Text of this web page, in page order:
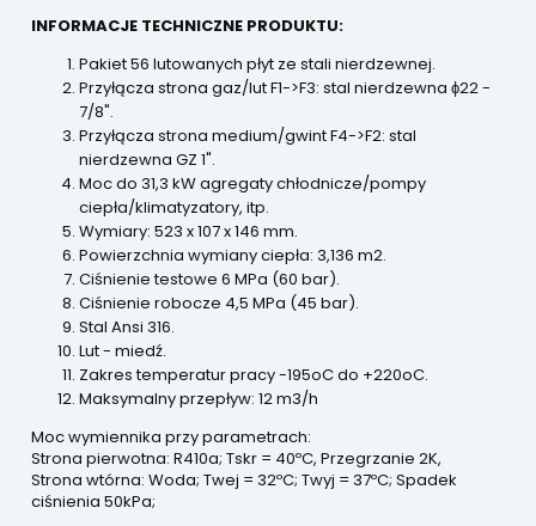
INFORMACJE TECHNICZNE PRODUKTU:
Pakiet 56 lutowanych płyt ze stali nierdzewnej.
Przyłącza strona gaz/lut F1->F3: stal nierdzewna ϕ22 -
7/8".
Przyłącza strona medium/gwint F4->F2: stal
nierdzewna GZ 1".
Moc do 31,3 kW agregaty chłodnicze/pompy
ciepła/klimatyzatory, itp.
Wymiary: 523 x 107 x 146 mm.
Powierzchnia wymiany ciepła: 3,136 m2.
Ciśnienie testowe 6 MPa (60 bar).
Ciśnienie robocze 4,5 MPa (45 bar).
Stal Ansi 316.
Lut - miedź.
Zakres temperatur pracy -195oC do +220oC.
Maksymalny przepływ: 12 m3/h
Moc wymiennika przy parametrach:
Strona pierwotna: R410a; Tskr = 40ºC, Przegrzanie 2K,
Strona wtórna: Woda; Twej = 32ºC; Twyj = 37ºC; Spadek
ciśnienia 50kPa;